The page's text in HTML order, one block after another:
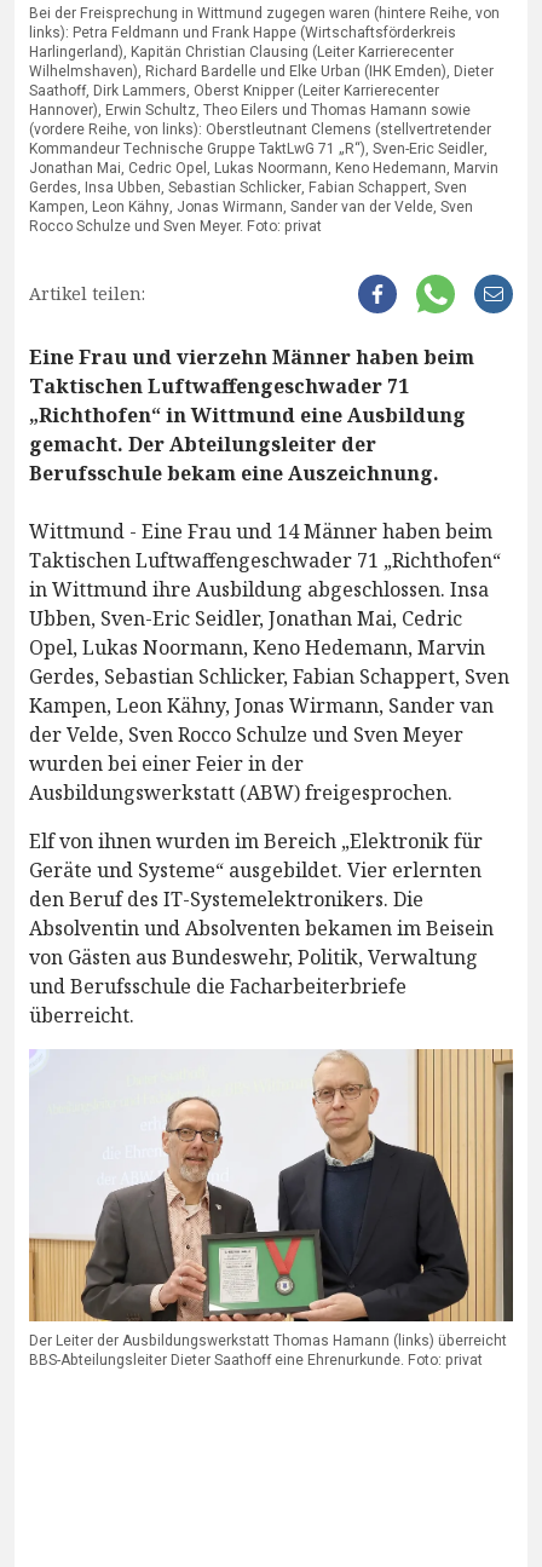
Bei der Freisprechung in Wittmund zugegen waren (hintere Reihe, von
links): Petra Feldmann und Frank Happe (Wirtschaftsförderkreis
Harlingerland), Kapitän Christian Clausing (Leiter Karrierecenter
Wilhelmshaven), Richard Bardelle und Elke Urban (IHK Emden), Dieter
Saathoff, Dirk Lammers, Oberst Knipper (Leiter Karrierecenter
Hannover), Erwin Schultz, Theo Eilers und Thomas Hamann sowie
(vordere Reihe, von links): Oberstleutnant Clemens (stellvertretender
Kommandeur Technische Gruppe TaktLwG 71 „R“), Sven-Eric Seidler,
Jonathan Mai, Cedric Opel, Lukas Noormann, Keno Hedemann, Marvin
Gerdes, Insa Ubben, Sebastian Schlicker, Fabian Schappert, Sven
Kampen, Leon Kähny, Jonas Wirmann, Sander van der Velde, Sven
Rocco Schulze und Sven Meyer. Foto: privat
Artikel teilen:
Eine Frau und vierzehn Männer haben beim
Taktischen Luftwaffengeschwader 71
„Richthofen“ in Wittmund eine Ausbildung
gemacht. Der Abteilungsleiter der
Berufsschule bekam eine Auszeichnung.
Wittmund - Eine Frau und 14 Männer haben beim
Taktischen Luftwaffengeschwader 71 „Richthofen“
in Wittmund ihre Ausbildung abgeschlossen. Insa
Ubben, Sven-Eric Seidler, Jonathan Mai, Cedric
Opel, Lukas Noormann, Keno Hedemann, Marvin
Gerdes, Sebastian Schlicker, Fabian Schappert, Sven
Kampen, Leon Kähny, Jonas Wirmann, Sander van
der Velde, Sven Rocco Schulze und Sven Meyer
wurden bei einer Feier in der
Ausbildungswerkstatt (ABW) freigesprochen.
Elf von ihnen wurden im Bereich „Elektronik für
Geräte und Systeme“ ausgebildet. Vier erlernten
den Beruf des IT-Systemelektronikers. Die
Absolventin und Absolventen bekamen im Beisein
von Gästen aus Bundeswehr, Politik, Verwaltung
und Berufsschule die Facharbeiterbriefe
überreicht.
Der Leiter der Ausbildungswerkstatt Thomas Hamann (links) überreicht
BBS-Abteilungsleiter Dieter Saathoff eine Ehrenurkunde. Foto: privat